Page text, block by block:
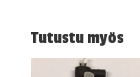
Tutustu myös